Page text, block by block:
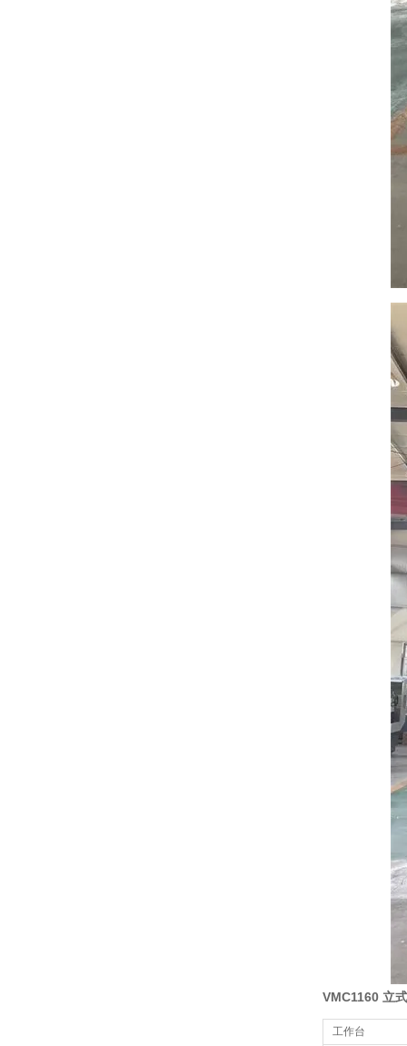
VMC1160 立
工作台